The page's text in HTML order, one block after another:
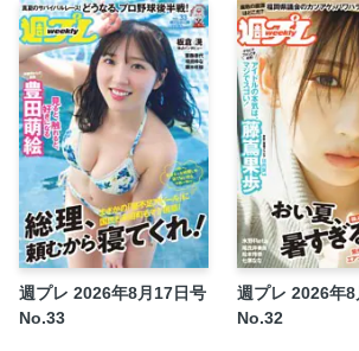
日向坂46・藤嶌果歩 待望の1st写真集『
4日（火）発売！
週プレ グラジャパ！ 史上最高にアツい3
2026開催！
声優×グラビアの最高到達地点。井口裕
『cappuccino』好評発売中！
溝端葵 待望の1st写真集『あおいままで。
キン肉マン完璧超人始祖編 キャラソン
【広告】『キン肉マン第93巻』／JUMP
市川紗椰のライクの森
週プレ 2026年8月17日号
No.33
週プレ 2026年
No.32